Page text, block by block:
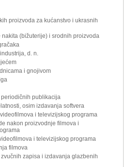
proizvoda za kućanstvo i ukrasnih
(bižuterije) i srodnih proizvoda
d. n.
i gnojivom
publikacija
osim izdavanja softvera
i televizijskog programa
nakon proizvodnje filmova i
i televizijskog programa
filmova
zapisa i izdavanja glazbenih